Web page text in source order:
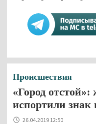
Происшествия
«Город
испортили знак
26.04.2019 12:50